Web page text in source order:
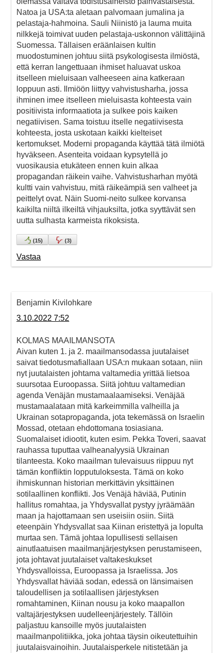
Natoa ja USA:ta aletaan palvomaan jumalina ja
pelastaja-hahmoina. Sauli Niinistö ja lauma muita
nilkkejä toimivat uuden pelastaja-uskonnon välittäjinä
Suomessa. Tällaisen eräänlaisen kultin
muodostuminen johtuu siitä psykologisesta ilmiöstä,
että kerran langettuaan ihmiset haluavat uskoa
itselleen mieluisaan valheeseen aina katkeraan
loppuun asti. Ilmiöön liittyy vahvistusharha, jossa
ihminen imee itselleen mieluisasta kohteesta vain
positiivista informaatiota ja sulkee pois kaiken
negatiivisen. Sama toistuu itselle negatiivisesta
kohteesta, josta uskotaan kaikki kielteiset
kertomukset. Moderni propaganda käyttää tätä ilmiötä
hyväkseen. Asenteita voidaan kypsytellä jo
vuosikausia etukäteen ennen kuin alkaa
propagandan räikein vaihe. Vahvistusharhan myötä
kultti vain vahvistuu, mitä räikeämpiä sen valheet ja
peittelyt ovat. Näin Suomi-neito sulkee korvansa
kaikilta niiltä ilkeiltä vihjauksilta, jotka syyttävät sen
uutta sulhasta karmeista rikoksista.
(15) (3)
Vastaa
Benjamin Kivilohkare
3.10.2022 7:52
KOLMAS MAAILMANSOTA
Aivan kuten 1. ja 2. maailmansodassa juutalaiset
saivat tiedotusmafiallaan USA:n mukaan sotaan, niin
nyt juutalaisten johtama valtamedia yrittää lietsoa
suursotaa Euroopassa. Siitä johtuu valtamedian
agenda Venäjän mustamaalaamiseksi. Venäjää
mustamaalataan mitä karkeimmilla valheilla ja
Ukrainan sotapropaganda, jota tekemässä on Israelin
Mossad, otetaan ehdottomana tosiasiana.
Suomalaiset idiootit, kuten esim. Pekka Toveri, saavat
rauhassa tuputtaa valheanalyysiä Ukrainan
tilanteesta. Koko maailman tulevaisuus riippuu nyt
tämän konfliktin lopputuloksesta. Tämä on koko
ihmiskunnan historian merkittävin yksittäinen
sotilaallinen konflikti. Jos Venäjä häviää, Putinin
hallitus romahtaa, ja Yhdysvallat pystyy jyräämään
maan ja hajottamaan sen useisiin osiin. Siitä
eteenpäin Yhdysvallat saa Kiinan eristettyä ja lopulta
murtaa sen. Tämä johtaa lopullisesti sellaisen
ainutlaatuisen maailmanjärjestyksen perustamiseen,
jota johtavat juutalaiset valtakeskukset
Yhdysvalloissa, Euroopassa ja Israelissa. Jos
Yhdysvallat häviää sodan, edessä on länsimaisen
taloudellisen ja sotilaallisen järjestyksen
romahtaminen, Kiinan nousu ja koko maapallon
valtajärjestyksen uudelleenjärjestely. Tällöin
paljastuu kansoille myös juutalaisten
maailmanpolitiikka, joka johtaa täysin oikeutettuihin
juutalaisvainoihin. Juutalaisperkele nitistetään ja